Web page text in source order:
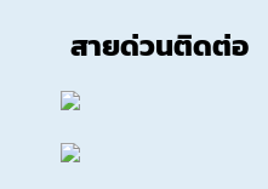
สายด่วนติดต่อ